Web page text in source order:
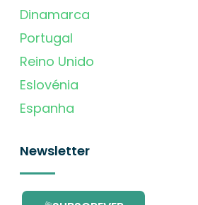
Dinamarca
Portugal
Reino Unido
Eslovénia
Espanha
Newsletter